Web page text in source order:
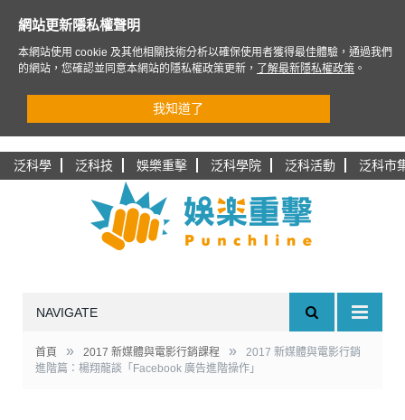
泛科學 泛科技 娛樂重擊 泛科學院 泛科活動 泛科市
NAVIGATE
首頁 » 2017 新媒體與電影行銷課程 »
2017 新媒體與電影行銷
進階篇：楊翔龍談「Facebook 廣告進階操作」
網站更新隱私權聲明
本網站使用 cookie 及其他相關技術分析以確保使用者獲得最佳體驗，通過我們
的網站，您確認並同意本網站的隱私權政策更新，
了解最新隱私權政策 。
我知道了